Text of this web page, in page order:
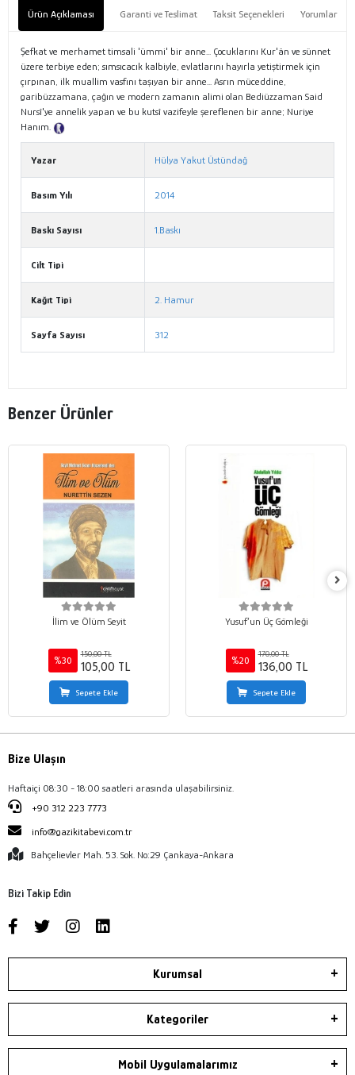
Ürün Açıklaması Garanti ve Teslimat Taksit Seçenekleri Yorumlar
Şefkat ve merhamet timsali 'ümmi' bir anne... Çocuklarını Kur'ân ve sünnet
üzere terbiye eden; sımsıcacık kalbiyle, evlatlarını hayırla yetiştirmek için
çırpınan, ilk muallim vasfını taşıyan bir anne... Asrın müceddine,
garibüzzamana, çağın ve modern zamanın alimi olan Bediüzzaman Said
Nursî'ye annelik yapan ve bu kutsî vazifeyle şereflenen bir anne; Nuriye
Hanım.
Yazar Hülya Yakut Üstündağ
Basım Yılı 2014
Baskı Sayısı 1.Baskı
Cilt Tipi
Kağıt Tipi 2. Hamur
Sayfa Sayısı 312
Benzer Ürünler
İlim ve Ölüm Seyit
%30
150,00 TL
105,00 TL
Sepete Ekle
Yusuf’un Üç Gömleği
%20
170,00 TL
136,00 TL
Sepete Ekle
Bize Ulaşın
Haftaiçi 08:30 - 18:00 saatleri arasında ulaşabilirsiniz.
+90 312 223 7773
info@gazikitabevi.com.tr
Bahçelievler Mah. 53. Sok. No:29 Çankaya-Ankara
Bizi Takip Edin
Kurumsal
Kategoriler
Mobil Uygulamalarımız